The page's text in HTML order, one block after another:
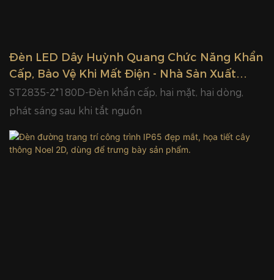
Đèn LED Dây Huỳnh Quang Chức Năng Khẩn
Cấp, Bảo Vệ Khi Mất Điện - Nhà Sản Xuất
Trung Quốc Glamor
ST2835-2*180D-Đèn khẩn cấp, hai mặt, hai dòng,
phát sáng sau khi tắt nguồn